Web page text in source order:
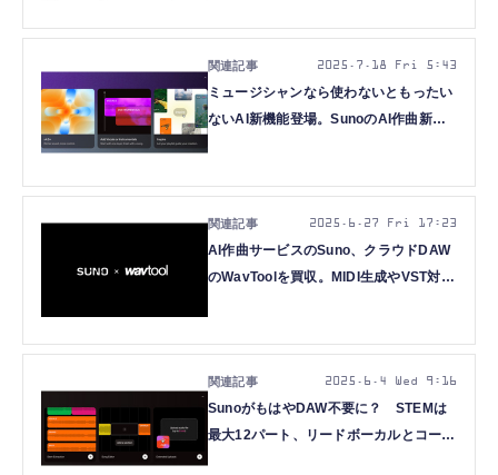
より曲がいい（CloseBox）
ミュージシャンなら使わないともったい
ないAI新機能登場。SunoのAI作曲新モ
2025.7.18 Fri 5:43
AI作曲サービスのSuno、クラウドDAW
のWavToolを買収。MIDI生成やVST対応
2025.6.27 Fri 17:23
SunoがもはやDAW不要に？ STEMは
最大12パート、リードボーカルとコーラ
2025.6.4 Wed 9:16